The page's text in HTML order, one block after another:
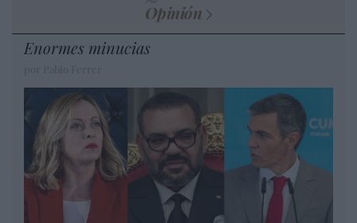
Opinión
Enormes minucias